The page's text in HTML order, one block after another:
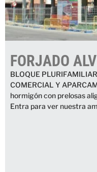
FORJADO
BLOQUE
COMERCIAL Y
hormigón con prelosas
Entra para ver nuestra